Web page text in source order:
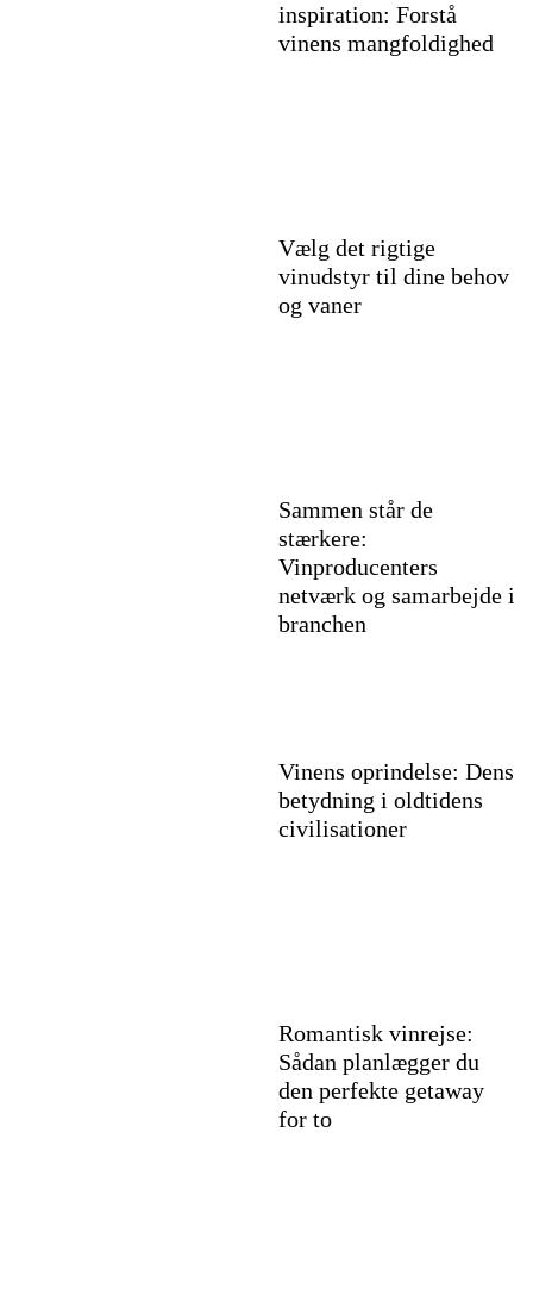
inspiration: Forstå
vinens mangfoldighed
Vælg det rigtige
vinudstyr til dine behov
og vaner
Sammen står de
stærkere:
Vinproducenters
netværk og samarbejde i
branchen
Vinens oprindelse: Dens
betydning i oldtidens
civilisationer
Romantisk vinrejse:
Sådan planlægger du
den perfekte getaway
for to